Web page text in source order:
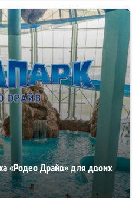
«Родео Драйв» для двоих